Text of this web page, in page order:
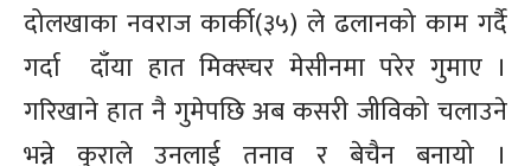
दोलखाका नवराज कार्की(३५) ले ढलानको काम गर्दै
गर्दा दाँया हात मिक्स्चर मेसीनमा परेर गुमाए ।
गरिखाने हात नै गुमेपछि अब कसरी जीविको चलाउने
भन्ने कुराले उनलाई तनाव र बेचैन बनायो ।